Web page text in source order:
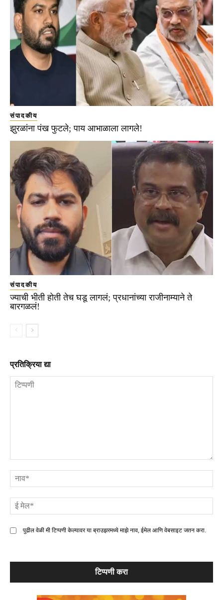
संपादकीय
झुरळांना पंख फुटले; पाय आभाळाला लागले!
संपादकीय
ज्याची भीती होती तेच घडू लागलं; प्रधानांच्या राजीनाम्याने ते
बारगळलं!
प्रतिक्रिया द्या
पुढील वेळी मी टिप्पणी केल्यावर या ब्राउझरमध्ये माझे नाव, ईमेल आणि वेबसाइट जतन करा.